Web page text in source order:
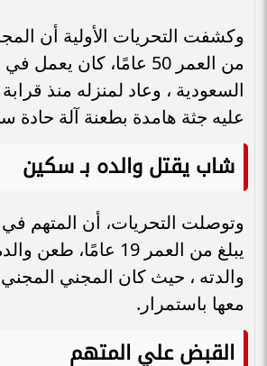
وكشفت التحريات الأولية أن
من العمر 50 عامًا، كان
السعودية ، وعاد لمنزله منذ
عليه جثة هامدة بطعنة آلة حادة
شاب يقتل والده بـ سكين
وتوصلت التحريات، أن المتهم في
يبلغ من العمر 19 عامًا،
والدته ، حيث كان المجني المجني
معها باستمرار.
القبض علي المتهم